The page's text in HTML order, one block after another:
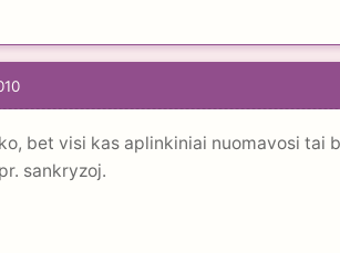
bet visi kas aplinkiniai nuomavosi tai
sankryzoj.